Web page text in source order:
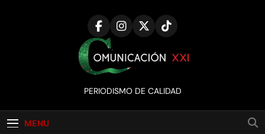
Comunicación
XXI
PERIODISMO DE CALIDAD
MENU